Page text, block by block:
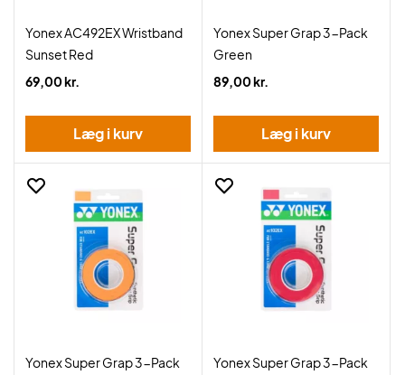
Yonex AC492EX Wristband
Sunset Red
69,00 kr.
Læg i kurv
Yonex Super Grap 3-Pack
Green
89,00 kr.
Læg i kurv
Yonex Super Grap 3-Pack
Yonex Super Grap 3-Pack